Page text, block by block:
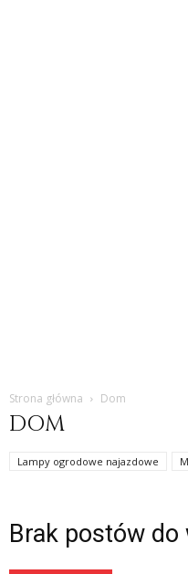
Strona główna Dom
DOM
Lampy ogrodowe najazdowe
Brak postów do